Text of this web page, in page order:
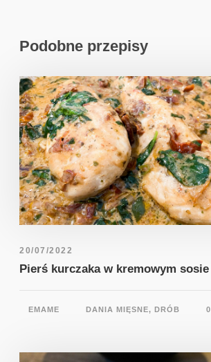
Podobne przepisy
20/07/2022
Pierś kurczaka w kremowym sosie
EMAME DANIA MIĘSNE, DRÓB 0